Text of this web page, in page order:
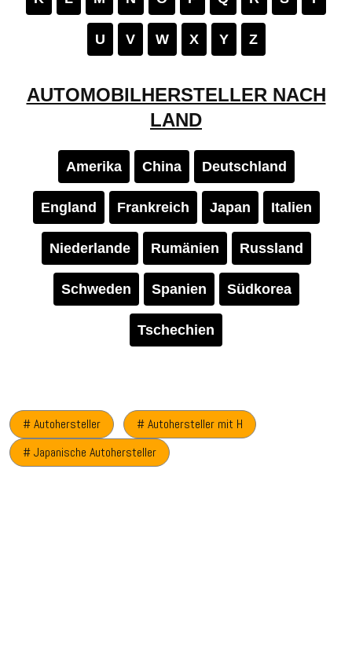
U V W X Y Z
AUTOMOBILHERSTELLER NACH
LAND
Amerika China Deutschland
England Frankreich Japan Italien
Niederlande Rumänien Russland
Schweden Spanien Südkorea
Tschechien
# Autohersteller
# Autohersteller mit H
# Japanische Autohersteller